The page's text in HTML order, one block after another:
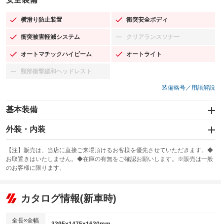
横滑り防止装置
：装備あり 衝突安全ボディ
：装備あり
衝突被害軽減システム
：装備あり クリアランスソナー
：装備なし
オートマチックハイビーム
：装備あり オートライト
：装備あり
頸部衝撃緩和ヘッドレスト
：装備なし
装備略号／用語解説
基本装備
エアバッグ：運転席/助手席
：装備あり
：装備なし
サンルーフ
：装備なし ABS
リフトアップ
：装備なし
：装備なし
外装・内装
カーナビ：SDナビ
：装備あり
TV：フルセグ
：装備あり
ビジュアル：-／DVD再生
：装備あり
：装備あり
【注】販売は、当店に直接ご来場頂けるお客様を優先させていただきます。◆
お取置きはいたしません。◆在庫の有無をご確認お願いします。※販売は一般
のお客様に限ります。
カタログ情報(新車時)
全長×全幅